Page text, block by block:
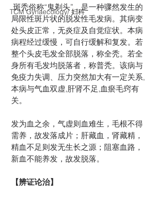
TCM Gynaecology/ 妇科
局限性斑片状的脱发性毛发病。其病变
处头皮正常，无炎症及自觉症状。本病
病程经过缓慢，可自行缓解和复发。若
整个头皮毛发全部脱落，称全秃。若全
身所有毛发均脱落者，称普秃。该病与
免疫力失调、压力突然加大有一定关系,
本病与气血双虚,肝肾不足,血瘀毛窍有
关。
发为血之余，气虚则血难生，毛根不得
需养，故发落成片；肝藏血，肾藏精，
精血不足则发无生长之源；阻塞血路，
新血不能养发，故发脱落。
【辨证论治】